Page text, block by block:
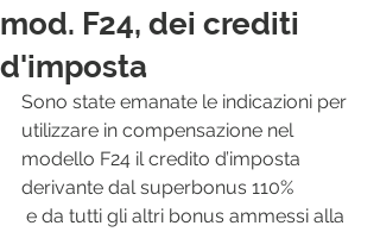
mod. F24, dei crediti
d'imposta
Sono state emanate le indicazioni per
utilizzare in compensazione nel
modello F24 il credito d’imposta
derivante dal superbonus 110%